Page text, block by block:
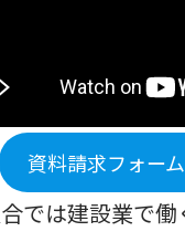
資料請求フォーム
では建設業で